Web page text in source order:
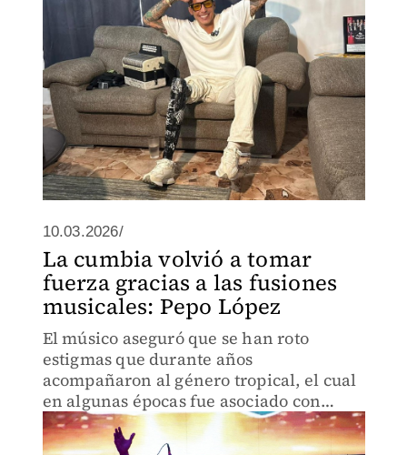
10.03.2026/
La cumbia volvió a tomar
fuerza gracias a las fusiones
musicales: Pepo López
El músico aseguró que se han roto
estigmas que durante años
acompañaron al género tropical, el cual
en algunas épocas fue asociado con
violencia o conflictos en bailes
populares.